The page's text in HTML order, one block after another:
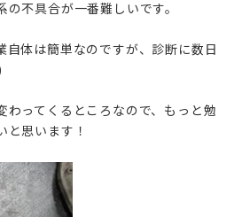
不具合が一番難しいです。
自体は簡単なのですが、診断に数日
わってくるところなので、もっと勉
と思います！